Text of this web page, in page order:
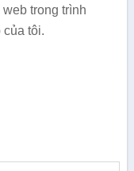
trong trình
của tôi.